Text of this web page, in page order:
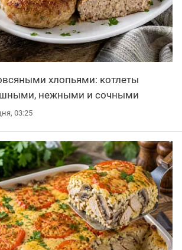
хлопьями: котлеты
нежными и сочными
03:25